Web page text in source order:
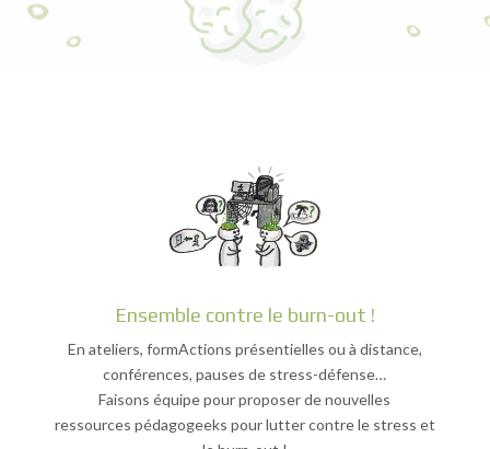
Ensemble contre le burn-out !
En ateliers, formActions présentielles ou à distance,
conférences, pauses de stress-défense…
Faisons équipe pour proposer de nouvelles
ressources pédagogeeks pour lutter contre le stress et